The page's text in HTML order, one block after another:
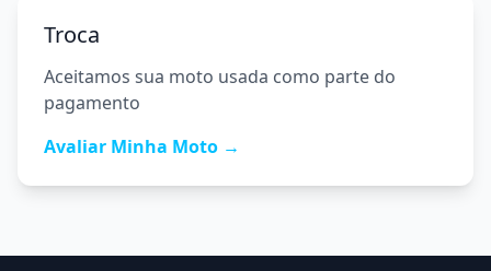
Troca
Aceitamos sua moto usada como parte do
pagamento
Avaliar Minha Moto →